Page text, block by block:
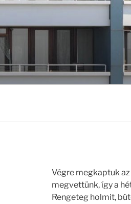
Végre megkaptuk
megvettünk, így a
Rengeteg holmit,